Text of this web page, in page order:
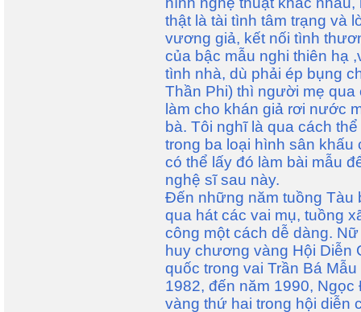
thật là tài tình tâm trạng và
vương giả, kết nối tình
của bậc mẫu nghi thiên hạ
tình nhà, dù phải ép bụng
Thần Phi) thì người mẹ
làm cho khán giả rơi nước
bà. Tôi nghĩ là qua cách
trong ba loại hình sân
có thể lấy đó làm bài mẫu
nghệ sĩ sau này.
Đến những năm tuồng Tàu
qua hát các vai mụ, tuồng
công một cách dễ dàng.
huy chương vàng Hội Diễn
quốc trong vai Trần Bá
1982, đến năm 1990,
vàng thứ hai trong hội diễn